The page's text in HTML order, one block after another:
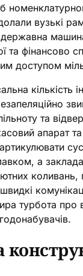
вузькі
державна
та
доступом
кількість
та
апарат
а
турбота